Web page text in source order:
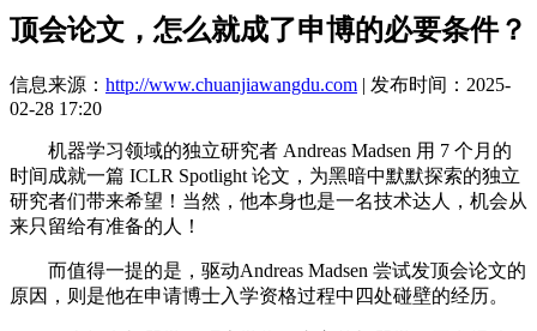
顶会论文，怎么就成了申博的必要条件？
信息来源： http://www.chuanjiawangdu.com | 发布时间：2025-
02-28 17:20
机器学习领域的独立研究者 Andreas Madsen 用 7 个月的
时间成就一篇 ICLR Spotlight 论文，为黑暗中默默探索的独立
研究者们带来希望！当然，他本身也是一名技术达人，机会从
来只留给有准备的人！
而值得一提的是，驱动Andreas Madsen 尝试发顶会论文的
原因，则是他在申请博士入学资格过程中四处碰壁的经历。